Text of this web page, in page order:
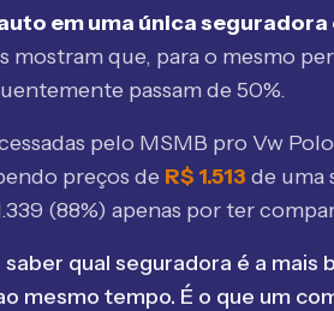
em uma única
mostram que, para o mesmo
passam de 50%.
pelo MSMB pro Vw
preços de R$ 1.513 de uma
(88%) apenas por ter
qual seguradora é a
mesmo tempo. É o que um